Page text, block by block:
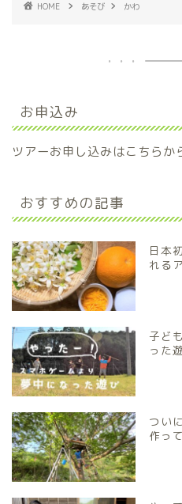
HOME あそび かわ
お申込み
ツアーお申し込みはこちらか
おすすめの記事
日本
れる
子ど
った
つい
作っ